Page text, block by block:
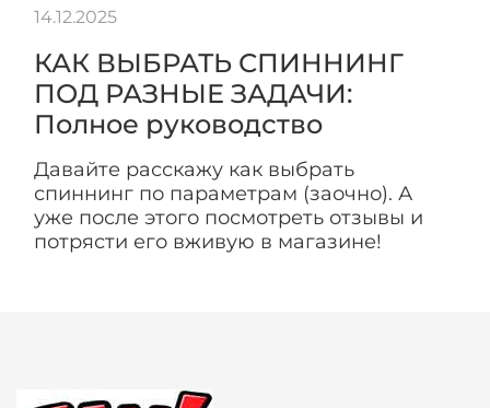
КАК ВЫБРАТЬ СПИННИНГ
ПОД РАЗНЫЕ ЗАДАЧИ:
Полное руководство
Давайте расскажу как выбрать
спиннинг по параметрам (заочно). А
уже после этого посмотреть отзывы и
потрясти его вживую в магазине!
14.12.2025